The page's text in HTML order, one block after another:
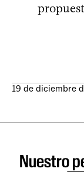
19 de diciembre
Nuestro